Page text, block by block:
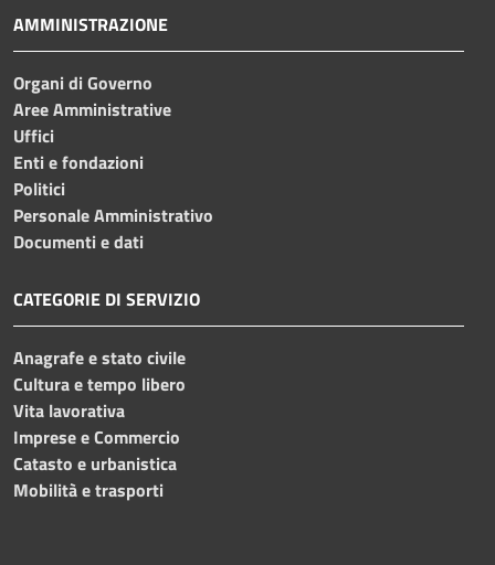
AMMINISTRAZIONE
Organi di Governo
Aree Amministrative
Uffici
Enti e fondazioni
Politici
Personale Amministrativo
Documenti e dati
CATEGORIE DI SERVIZIO
Anagrafe e stato civile
Cultura e tempo libero
Vita lavorativa
Imprese e Commercio
Catasto e urbanistica
Mobilità e trasporti